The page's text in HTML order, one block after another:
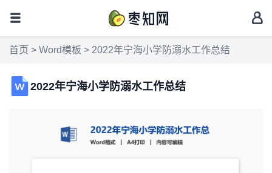
首页 > Word模板 > 2022年宁海小学防溺水工作总结
2022年宁海小学防溺水工作总结